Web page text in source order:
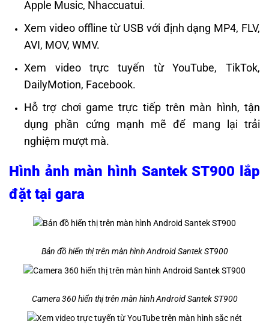
Apple Music, Nhaccuatui.
Xem video offline từ USB với định dạng MP4, FLV,
AVI, MOV, WMV.
Xem video trực tuyến từ YouTube, TikTok,
DailyMotion, Facebook.
Hỗ trợ chơi game trực tiếp trên màn hình, tận
dụng phần cứng mạnh mẽ để mang lại trải
nghiệm mượt mà.
Hình ảnh màn hình Santek ST900 lắp
đặt tại gara
Bản đồ hiển thị trên màn hình Android Santek ST900
Camera 360 hiển thị trên màn hình Android Santek ST900